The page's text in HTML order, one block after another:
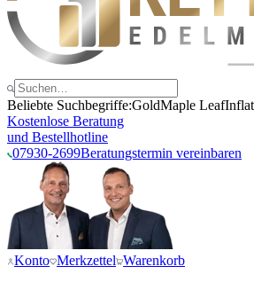
Beliebte Suchbegriffe:GoldMaple Leaf
Kostenlose Beratung
und Bestellhotline
07930-2699Beratungstermin vereinbaren
Konto Merkzettel Warenkorb